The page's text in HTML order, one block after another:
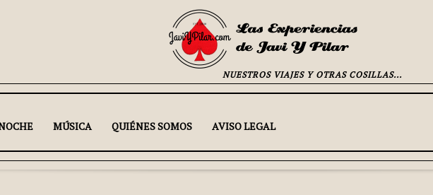
NUESTROS VIAJES Y OTRAS COSILLAS...
MÚSICA QUIÉNES SOMOS AVISO LEGAL